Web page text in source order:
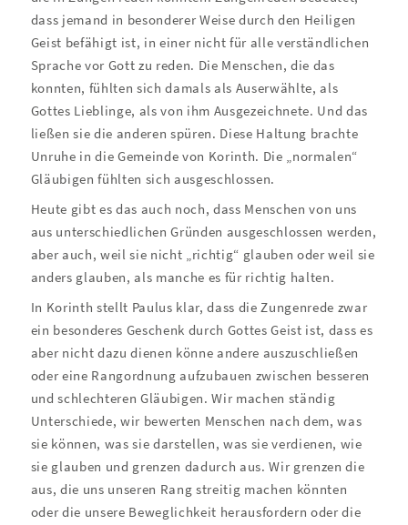
dass jemand in besonderer Weise durch den Heiligen
Geist befähigt ist, in einer nicht für alle verständlichen
Sprache vor Gott zu reden. Die Menschen, die das
konnten, fühlten sich damals als Auserwählte, als
Gottes Lieblinge, als von ihm Ausgezeichnete. Und das
ließen sie die anderen spüren. Diese Haltung brachte
Unruhe in die Gemeinde von Korinth. Die „normalen“
Gläubigen fühlten sich ausgeschlossen.
Heute gibt es das auch noch, dass Menschen von uns
aus unterschiedlichen Gründen ausgeschlossen werden,
aber auch, weil sie nicht „richtig“ glauben oder weil sie
anders glauben, als manche es für richtig halten.
In Korinth stellt Paulus klar, dass die Zungenrede zwar
ein besonderes Geschenk durch Gottes Geist ist, dass es
aber nicht dazu dienen könne andere auszuschließen
oder eine Rangordnung aufzubauen zwischen besseren
und schlechteren Gläubigen. Wir machen ständig
Unterschiede, wir bewerten Menschen nach dem, was
sie können, was sie darstellen, was sie verdienen, wie
sie glauben und grenzen dadurch aus. Wir grenzen die
aus, die uns unseren Rang streitig machen könnten
oder die unsere Beweglichkeit herausfordern oder die